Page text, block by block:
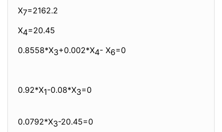
X7=2162.2
X4=20.45
0.8558*X3+0.002*X4- X6=0
0.92*X1-0.08*X3=0
0.0792*X3-20.45=0